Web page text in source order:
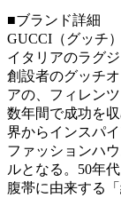
■ブランド詳細
GUCCI（グッチ）
イタリアのラグ
創設者のグッチオ
アの、フィレン
数年間で成功を
界からインスパ
ファッションハ
ルとなる。50年
腹帯に由来する